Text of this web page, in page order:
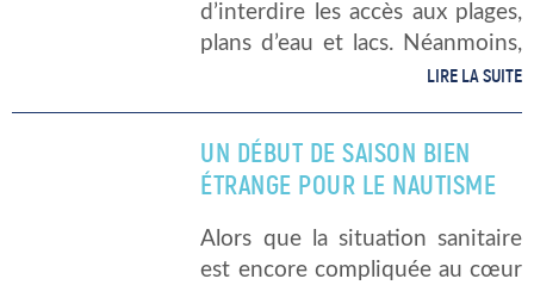
d’interdire les accès aux plages,
plans d’eau et lacs. Néanmoins,
certains préfets ont pris la
Les activités nautiques sont
également […]
LIRE LA SUITE
UN DÉBUT DE SAISON BIEN
ÉTRANGE POUR LE NAUTISME
Alors que la situation sanitaire
est encore compliquée au cœur